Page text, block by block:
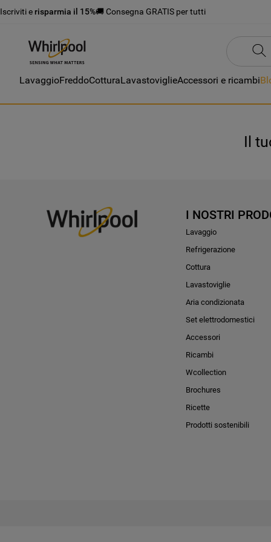
Iscriviti e risparmia il 15%🚚 Consegna GRATIS per tutti
LavaggioFreddoCotturaLavastoviglieAccessori e ricambi
Il
I NOSTRI
Lavaggio
Refrigerazione
Cottura
Lavastoviglie
Aria condizionata
Set elettrodomestici
Accessori
Ricambi
Wcollection
Brochures
Ricette
Prodotti sostenibili